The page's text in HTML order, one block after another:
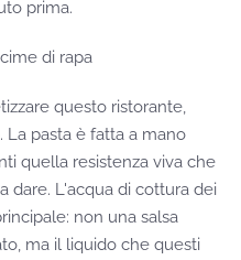
prima.
di rapa
questo ristorante,
pasta è fatta a mano
quella resistenza viva che
dare. L'acqua di cottura dei
non una salsa
ma il liquido che questi